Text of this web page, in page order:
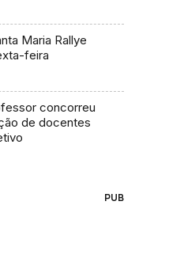
Maria Rallye
feira
concorreu
de docentes
PUB